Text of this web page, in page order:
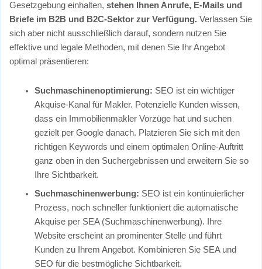
Gesetzgebung einhalten, stehen Ihnen Anrufe, E-Mails und
Briefe im B2B und B2C-Sektor zur Verfügung.Verlassen Sie
sich aber nicht ausschließlich darauf, sondern nutzen Sie
effektive und legale Methoden, mit denen Sie Ihr Angebot
optimal präsentieren:
Suchmaschinenoptimierung: SEO ist ein wichtiger
Akquise-Kanal für Makler. Potenzielle Kunden wissen,
dass ein Immobilienmakler Vorzüge hat und suchen
gezielt per Google danach. Platzieren Sie sich mit den
richtigen Keywords und einem optimalen Online-Auftritt
ganz oben in den Suchergebnissen und erweitern Sie so
Ihre Sichtbarkeit.
Suchmaschinenwerbung: SEO ist ein kontinuierlicher
Prozess, noch schneller funktioniert die automatische
Akquise per SEA (Suchmaschinenwerbung). Ihre
Website erscheint an prominenter Stelle und führt
Kunden zu Ihrem Angebot. Kombinieren Sie SEA und
SEO für die bestmögliche Sichtbarkeit.